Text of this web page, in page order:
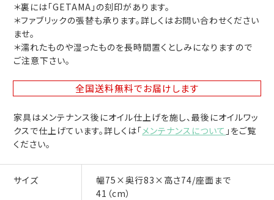
＊裏には「GETAMA」の刻印があります。
＊ファブリックの張替も承ります。詳しくはお問い合わせください
ませ。
＊濡れたものや湿ったものを長時間置くとしみになりますので
ご注意下さい。
全国送料無料でお届けします
家具はメンテナンス後にオイル仕上げを施し、最後にオイルワッ
クスで仕上げています。詳しくは「メンテナンスについて 」をご覧
ください。
サイズ
幅75×奥行83×高さ74/座面まで
41（cm）